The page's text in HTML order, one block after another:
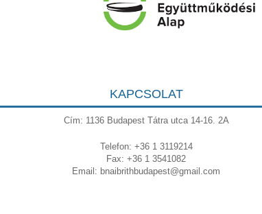
KAPCSOLAT
Cím: 1136 Budapest Tátra utca 14-16. 2A
Telefon: +36 1 3119214
Fax: +36 1 3541082
Email: bnaibrithbudapest@gmail.com